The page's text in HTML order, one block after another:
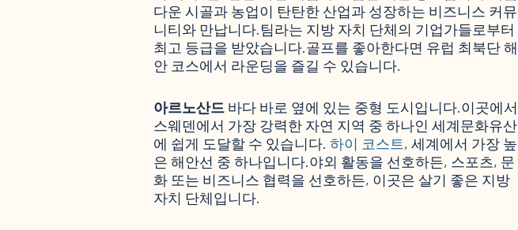
다운 시골과 농업이 탄탄한 산업과 성장하는 비즈니스 커뮤
니티와 만납니다.팀라는 지방 자치 단체의 기업가들로부터
최고 등급을 받았습니다.골프를 좋아한다면 유럽 최북단 해
안 코스에서 라운딩을 즐길 수 있습니다.
아르노산드 바다 바로 옆에 있는 중형 도시입니다.이곳에서
스웨덴에서 가장 강력한 자연 지역 중 하나인 세계문화유산
에 쉽게 도달할 수 있습니다. 하이 코스트, 세계에서 가장 높
은 해안선 중 하나입니다.야외 활동을 선호하든, 스포츠, 문
화 또는 비즈니스 협력을 선호하든, 이곳은 살기 좋은 지방
자치 단체입니다.